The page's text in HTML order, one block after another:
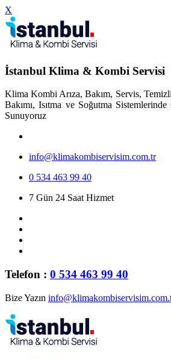
X
İstanbul Klima & Kombi Servisi
Klima Kombi Arıza, Bakım, Servis,
Bakımı, Isıtma ve Soğutma
Sunuyoruz
info@klimakombiservisim.com.tr
0 534 463 99 40
7 Gün 24 Saat Hizmet
Telefon : 0 534 463 99 40
Bize Yazın